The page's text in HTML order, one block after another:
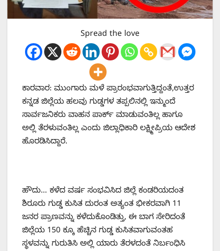
Spread the love
ಕಾರವಾರ: ಮುಂಗಾರು ಮಳೆ ಪ್ರಾರಂಭವಾಗುತ್ತಿದ್ದಂತೆ,ಉತ್ತರ
ಕನ್ನಡ ಜಿಲ್ಲೆಯ ಹಲವು ಗುಡ್ಡಗಳ ತಪ್ಪಲಿನಲ್ಲಿ ಇನ್ಮುಂದೆ
ಸಾರ್ವಜನಿಕರು ವಾಹನ ಪಾರ್ಕ್ ಮಾಡುವಂತಿಲ್ಲ ಹಾಗೂ
ಅಲ್ಲಿ ತೆರಳುವಂತಿಲ್ಲ ಎಂದು ಜಿಲ್ಲಾಧಿಕಾರಿ ಲಕ್ಷ್ಮೀಪ್ರಿಯ ಆದೇಶ
ಹೊರಡಿಸಿದ್ದಾರೆ.
ಹೌದು… ಕಳೆದ ವರ್ಷ ಸಂಭವಿಸಿದ ಜಿಲ್ಲೆ ಕಂಡರಿಯದಂತ
ಶಿರೂರು ಗುಡ್ಡ ಕುಸಿತ ದುರಂತ ಅತ್ಯಂತ ಭೀಕರವಾಗಿ 11
ಜನರ ಪ್ರಾಣವನ್ನು ಕಳೆದುಕೊಂಡಿತ್ತು, ಈ ಬಾಗ ಸೇರಿದಂತೆ
ಜಿಲ್ಲೆಯ 150 ಕ್ಕೂ ಹೆಚ್ಚಿನ ಗುಡ್ಡ ಕುಸಿತವಾಗುವಂತಹ
ಸ್ಥಳವನ್ನು ಗುರುತಿಸಿ ಅಲ್ಲಿ ಯಾರು ತೆರಳದಂತೆ ನಿರ್ಬಂಧಿಸಿ